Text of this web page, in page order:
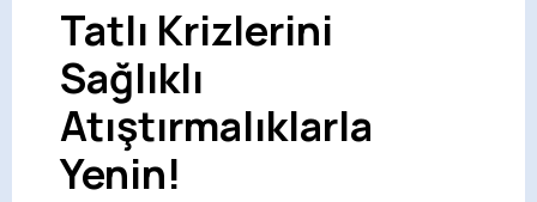
Tatlı Krizlerini
Sağlıklı
Atıştırmalıklarla
Yenin!